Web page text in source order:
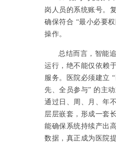
岗人员的系统账号。
确保符合 “最小必要
操作。
总结而言，智能
运行，绝不能仅依赖
服务。医院必须建立
先、全员参与” 的主
通过日、周、月、年
层层嵌套，形成一套
能确保系统持续产出
数据，真正成为医院